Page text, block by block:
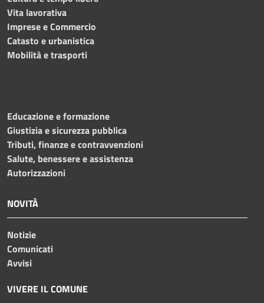
Vita lavorativa
Imprese e Commercio
Catasto e urbanistica
Mobilità e trasporti
Educazione e formazione
Giustizia e sicurezza pubblica
Tributi, finanze e contravvenzioni
Salute, benessere e assistenza
Autorizzazioni
NOVITÀ
Notizie
Comunicati
Avvisi
VIVERE IL COMUNE